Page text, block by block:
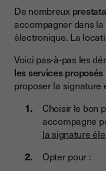
De nombreux
accompagner dans
électronique. La
Voici pas-à-pas les
les services proposés
proposer la signature
Choisir le bon
accompagne
la signature
Opter pour :